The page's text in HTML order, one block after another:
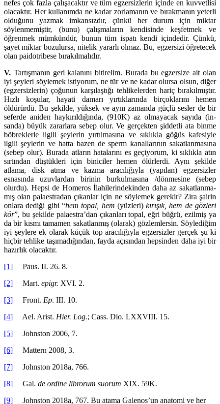
nefes çok fazla çalışacaktır ve tüm egzersizlerin içinde en kuvvetlisi
olacaktır. Her kullanımda ne kadar zorla­manın ve bırakmanın yeterli
olduğunu yazmak imkansız­dır, çünkü her durum için miktar
söylenme­miştir, (bunu) çalışmala­rın kendisinde keşfetmek ve
öğrenmek mümkündür, bunun tüm ispatı kendi içindedir. Çünkü,
şayet miktar bozulursa, nitelik yararlı olmaz. Bu, egzersizi öğretecek
olan paidotri­bese bırakılmalıdır.
V. Tartışmanın geri kalanını bitirelim. Burada bu egzersize ait olan
iyi şeyleri söylemek istiyorum, ne tür ve ne kadar olursa olsun, diğer
(egzersizlerin) çoğunun karşılaştığı tehlikelerden hariç bıra­kıl­mıştır.
Hızlı ko­şular, hayati damarı yırtıklarında birçoklarını hemen
öldürürdü. Bu şekilde, yüksek ve aynı za­manda güç­lü sesler de bir
seferde aniden haykırıldığında, (910K) az olmayacak sayıda (in­
sanda) büyük zarar­lara sebep olur. Ve gerçekten şiddetli ata binme
böbreklerle ilgili şeylerin yır­tılma­sına ve sıklıkla göğüs ka­fe­siyle
ilgili şeylerin ve hatta bazen de sperm kanallarının sakatlan­masına
(sebep olur). Bu­rada atların hatalarını es geçiyorum, ki sıklıkla atın
sırtından düştükleri için biniciler hemen ölürlerdi. Aynı şekilde
atlama, disk atma ve kazma aracılığıyla (yapılan) egzersizler
esnasında uzuvlardan birinin burkulma­sına /dön­mesine (sebep
olurdu). Hepsi de Homeros İlahile­rindekinden daha az sakatlanma­
mış olan pa­laestradan çıkanlar için ne söylemek gerekir? Zira şa­irin
onlara dediği gibi “hem topal, hem (yüzleri)kırışık, hem de gözleri
kör”, bu şekilde palaestra’­dan çıkanları topal, eğri büğrü, ezilmiş ya
da bir kısmı tamamen sakatlanmış (olarak) gözlemlersin. Söylediğim
iyi şeylere ek olarak küçük top ara­cılığıyla eg­zersizler gerçek şu ki
hiçbir tehlike taşıma­dığından, fayda açısından hepsinden daha iyi bir
hazırlık olacaktır.
[1] Paus. II. 26. 8.
[2] Mart. epigr. XVI. 2.
[3] Front. Ep. III. 10.
[4] Ael. Arist. Hier. Log.; Cass. Dio. LXXVIII. 15.
[5] Johnston 2006, 7.
[6] Mattern 2008, 3.
[7] Johnston 2018a, 766.
[8] Gal. de ordine librorum suorum XIX. 59K.
[9] Johnston 2018a, 767. Bu atama Galenos’un anatomi ve her